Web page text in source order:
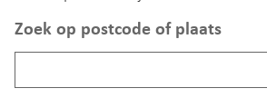
Zoek op postcode of plaats